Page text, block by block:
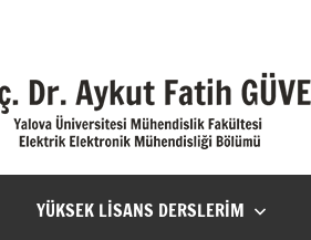
YÜKSEK LISANS DERSLERIM